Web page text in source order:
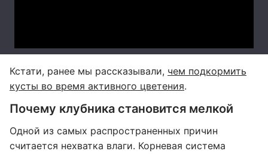
Кстати, ранее мы рассказывали, чем подкормить
кусты во время активного цветения.
Почему клубника становится мелкой
Одной из самых распространенных причин
считается нехватка влаги. Корневая система